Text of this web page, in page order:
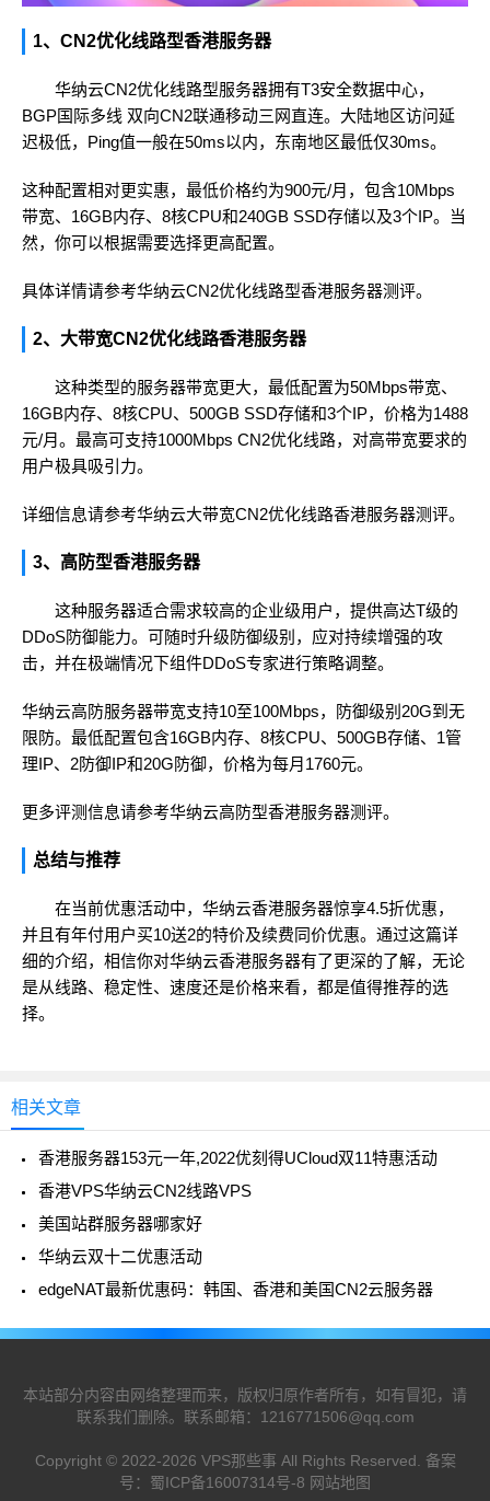
1、CN2优化线路型香港服务器
华纳云CN2优化线路型服务器拥有T3安全数据中心，
BGP国际多线 双向CN2联通移动三网直连。大陆地区访问延
迟极低，Ping值一般在50ms以内，东南地区最低仅30ms。
这种配置相对更实惠，最低价格约为900元/月，包含10Mbps
带宽、16GB内存、8核CPU和240GB SSD存储以及3个IP。当
然，你可以根据需要选择更高配置。
具体详情请参考华纳云CN2优化线路型香港服务器测评。
2、大带宽CN2优化线路香港服务器
这种类型的服务器带宽更大，最低配置为50Mbps带宽、
16GB内存、8核CPU、500GB SSD存储和3个IP，价格为1488
元/月。最高可支持1000Mbps CN2优化线路，对高带宽要求的
用户极具吸引力。
详细信息请参考华纳云大带宽CN2优化线路香港服务器测评。
3、高防型香港服务器
这种服务器适合需求较高的企业级用户，提供高达T级的
DDoS防御能力。可随时升级防御级别，应对持续增强的攻
击，并在极端情况下组件DDoS专家进行策略调整。
华纳云高防服务器带宽支持10至100Mbps，防御级别20G到无
限防。最低配置包含16GB内存、8核CPU、500GB存储、1管
理IP、2防御IP和20G防御，价格为每月1760元。
更多评测信息请参考华纳云高防型香港服务器测评。
总结与推荐
在当前优惠活动中，华纳云香港服务器惊享4.5折优惠，
并且有年付用户买10送2的特价及续费同价优惠。通过这篇详
细的介绍，相信你对华纳云香港服务器有了更深的了解，无论
是从线路、稳定性、速度还是价格来看，都是值得推荐的选
择。
相关文章
香港服务器153元一年,2022优刻得UCloud双11特惠活动
香港VPS华纳云CN2线路VPS
美国站群服务器哪家好
华纳云双十二优惠活动
edgeNAT最新优惠码：韩国、香港和美国CN2云服务器
本站部分内容由网络整理而来，版权归原作者所有，如有冒犯，请
联系我们删除。联系邮箱： 1216771506@qq.com
Copyright © 2022-2026 VPS那些事 All Rights Reserved. 备案
号： 蜀ICP备16007314号-8 网站地图